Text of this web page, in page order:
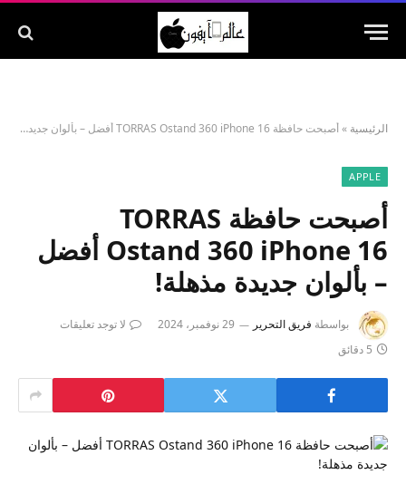
الرئيسية »أصبحت حافظة TORRAS Ostand 360 iPhone 16 أفضل – بألوان جديدة مذهلة!
APPLE
أصبحت حافظة TORRAS
Ostand 360 iPhone 16 أفضل
– بألوان جديدة مذهلة!
بواسطة فريق التحرير 29 نوفمبر، 2024
لا توجد تعليقات
5 دقائق